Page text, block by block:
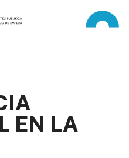
EN LA